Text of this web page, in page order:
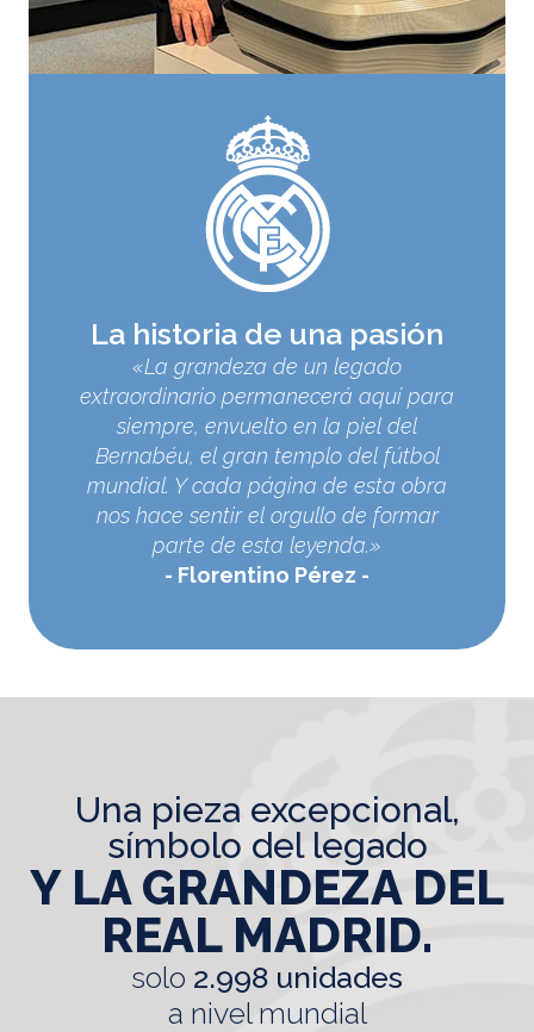
La historia de una pasión
«La grandeza de un legado
extraordinario permanecerá aquí para
siempre, envuelto en la piel del
Bernabéu, el gran templo del fútbol
mundial. Y cada página de esta obra
nos hace sentir el orgullo de formar
parte de esta leyenda.»
Florentino Pérez
una pieza excepcional,
símbolo del legado
Y LA GRANDEZA DEL
REAL MADRID.
solo 2.998 unidades
a nivel mundial